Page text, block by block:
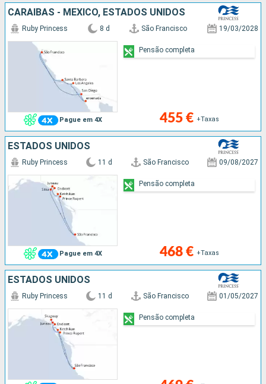
CARAIBAS - MEXICO, ESTADOS UNIDOS
Pague em 4X
Ruby Princess 8 d São Francisco 19/03/2028
455 € +Taxas
Pensão completa
ESTADOS UNIDOS
Pague em 4X
Ruby Princess 11 d São Francisco 09/08/2027
468 € +Taxas
Pensão completa
ESTADOS UNIDOS
Ruby Princess 11 d São Francisco 01/05/2027
Pensão completa